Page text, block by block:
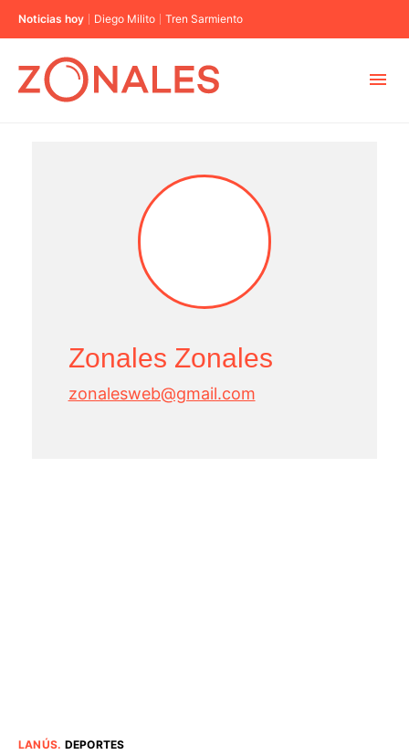
Noticias hoy Diego Milito Tren Sarmiento
ELECCIONES 2023Zonales Zonales
zonalesweb@gmail.com
LANÚS. DEPORTES